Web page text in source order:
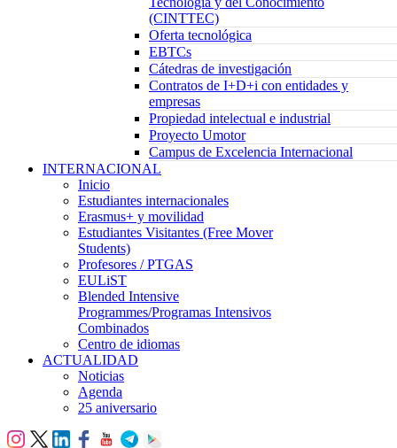
(CINTTEC)
Oferta tecnológica
EBTCs
Cátedras de investigación
Contratos de I+D+i con entidades y
empresas
Propiedad intelectual e industrial
Proyecto Umotor
Campus de Excelencia Internacional
INTERNACIONAL
Inicio
Estudiantes internacionales
Erasmus+ y movilidad
Estudiantes Visitantes (Free Mover
Students)
Profesores / PTGAS
EULiST
Blended Intensive
Programmes/Programas Intensivos
Combinados
Centro de idiomas
ACTUALIDAD
Noticias
Agenda
25 aniversario